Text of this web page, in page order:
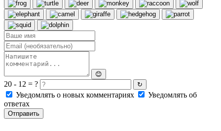
😊
20 - 12 = ? ↻
Уведомлять о новых комментариях
Уведомлять об
ответах
Отправить